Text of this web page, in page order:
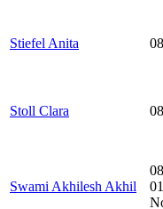
Stiefel Anita
Stoll Clara
Swami Akhilesh Akhil